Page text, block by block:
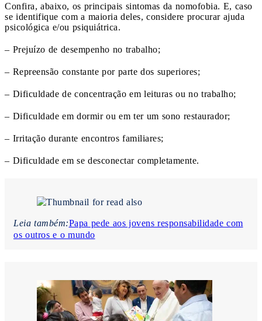
Confira, abaixo, os principais sintomas da nomofobia. E, caso
se identifique com a maioria deles, considere procurar ajuda
psicológica e/ou psiquiátrica.
– Prejuízo de desempenho no trabalho;
– Repreensão constante por parte dos superiores;
– Dificuldade de concentração em leituras ou no trabalho;
– Dificuldade em dormir ou em ter um sono restaurador;
– Irritação durante encontros familiares;
– Dificuldade em se desconectar completamente.
Leia também:Papa pede aos jovens responsabilidade com
os outros e o mundo